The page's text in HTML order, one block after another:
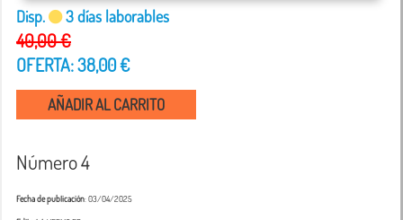
Disp. 3 días laborables
40,00 €
OFERTA: 38,00 €
AÑADIR AL CARRITO
Número 4
Fecha de publicación: 03/04/2025